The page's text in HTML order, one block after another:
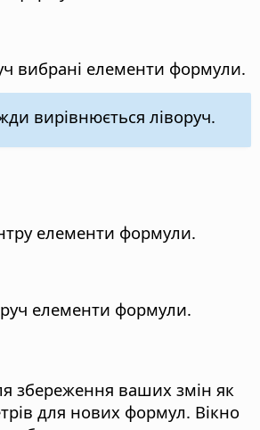
вибрані елементи формули.
вирівнюється ліворуч.
елементи формули.
елементи формули.
збереження ваших змін як
для нових формул. Вікно